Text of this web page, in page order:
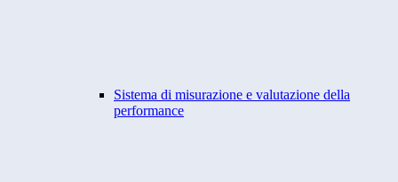
Sistema di misurazione e valutazione della
performance